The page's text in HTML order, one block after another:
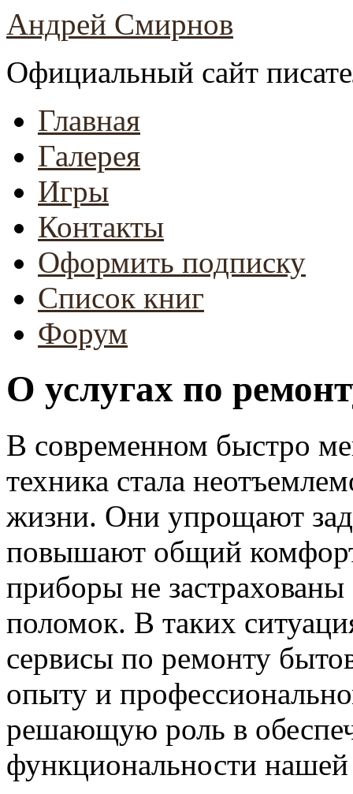
Андрей Смирнов
Официальный сайт
Главная
Галерея
Игры
Контакты
Оформить подписку
Список книг
Форум
О услугах по
В современном быстро
техника стала
жизни. Они упрощают
повышают общий
приборы не
поломок. В таких
сервисы по ремонту
опыту и
решающую роль в
функциональности